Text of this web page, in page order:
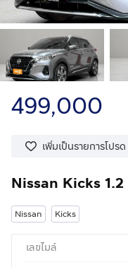
499,000
เพิ่มเป็นรายการโปรด
Nissan Kicks
Nissan Kicks
เลขไมล์